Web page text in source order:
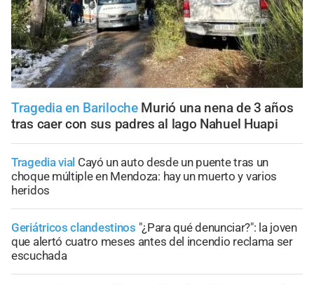
Tragedia en Bariloche Murió una nena de 3 años
tras caer con sus padres al lago Nahuel Huapi
Tragedia vial Cayó un auto desde un puente tras un
choque múltiple en Mendoza: hay un muerto y varios
heridos
Geriátricos clandestinos "¿Para qué denunciar?": la joven
que alertó cuatro meses antes del incendio reclama ser
escuchada